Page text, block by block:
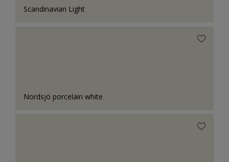
Scandinavian Light
Nordsjö porcelain white